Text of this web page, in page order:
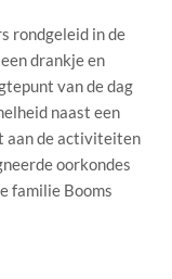
rondgeleid in de
drankje en
van de dag
naast een
aan de activiteiten
oorkondes
familie Booms